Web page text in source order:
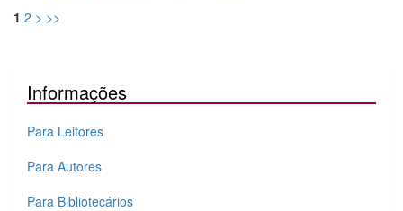
1 2 > >>
Informações
Para Leitores
Para Autores
Para Bibliotecários